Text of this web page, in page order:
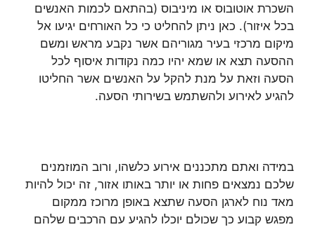
השכרת אוטובוס או מיניבוס (בהתאם לכמות האנשים
בכל איזור). כאן ניתן להחליט כי כל האורחים יגיעו אל
מיקום מרכזי בעיר מגוריהם אשר נקבע מראש ומשם
ההסעה תצא או שמא יהיו כמה נקודות איסוף לכל
הסעה וזאת על מנת להקל על האנשים אשר החליטו
להגיע לאירוע ולהשתמש בשירותי הסעה.
במידה ואתם מתכננים אירוע כלשהו, ורוב המוזמנים
שלכם נמצאים פחות או יותר באותו אזור, זה יכול להיות
מאד נוח לארגן הסעה שתצא באופן מרוכז ממקום
מפגש קבוע כך שכולם יוכלו להגיע עם הרכבים שלהם